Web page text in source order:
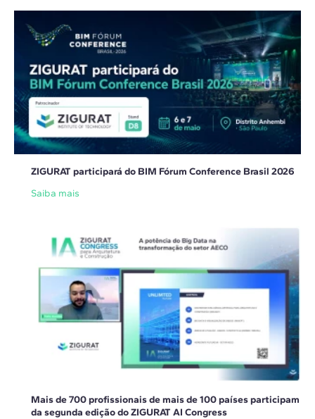
ZIGURAT participará do BIM Fórum Conference Brasil 2026
Saiba mais
Mais de 700 profissionais de mais de 100 países participam
da segunda edição do ZIGURAT AI Congress